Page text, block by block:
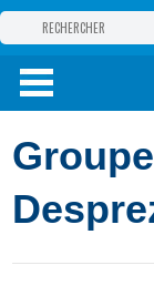
GROUPE
PRODUITS
INFOSET SERVICES